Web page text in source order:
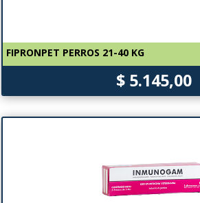
FIPRONPET PERROS 21-40 KG
$ 5.145,00